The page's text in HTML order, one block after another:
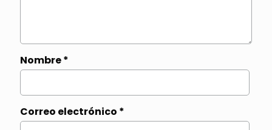
Nombre*
Correo electrónico *